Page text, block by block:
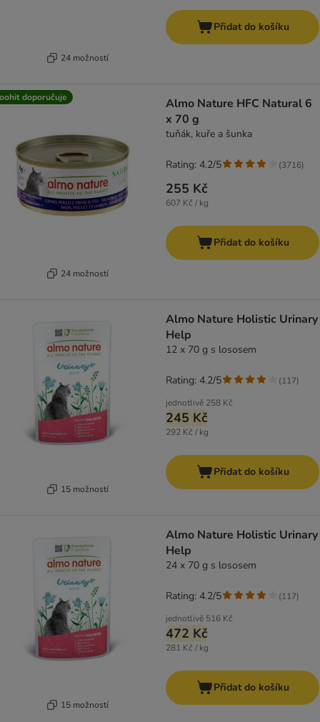
24 možností
Přidat do košíku
doporučuje
24 možností
Almo Nature HFC Natural 6
x 70 g
tuňák, kuře a šunka
255 Kč
607 Kč / kg
Rating: 4.2/5 (3716)
Přidat do košíku
15 možností
Almo Nature Holistic Urinary
Help
12 x 70 g s lososem
jednotlivě 258 Kč
245 Kč
292 Kč / kg
Rating: 4.2/5 (117)
Přidat do košíku
15 možností
Almo Nature Holistic Urinary
Help
24 x 70 g s lososem
jednotlivě 516 Kč
472 Kč
281 Kč / kg
Rating: 4.2/5 (117)
Přidat do košíku